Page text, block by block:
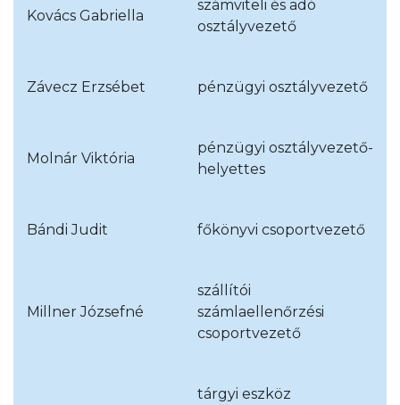
Kovács Gabriella
számviteli és adó
osztályvezető
Závecz Erzsébet pénzügyi osztályvezető
Molnár Viktória
pénzügyi osztályvezető-
helyettes
Bándi Judit főkönyvi csoportvezető
Millner Józsefné
szállítói
számlaellenőrzési
csoportvezető
tárgyi eszköz